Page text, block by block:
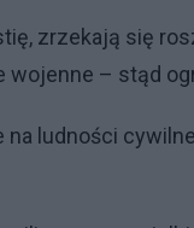
zrzekają się
– stąd
ludności